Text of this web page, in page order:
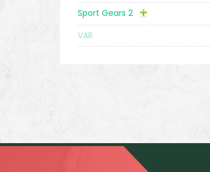
Sport Gears 2
VAR